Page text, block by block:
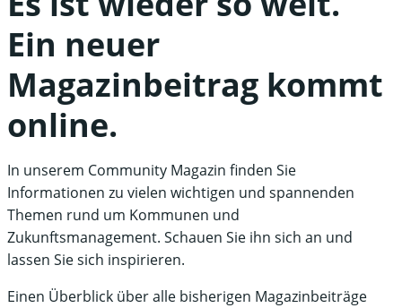
Ein neuer
Magazinbeitrag kommt
online.
In unserem Community Magazin finden Sie
Informationen zu vielen wichtigen und spannenden
Themen rund um Kommunen und
Zukunftsmanagement. Schauen Sie ihn sich an und
lassen Sie sich inspirieren.
Einen Überblick über alle bisherigen Magazinbeiträge